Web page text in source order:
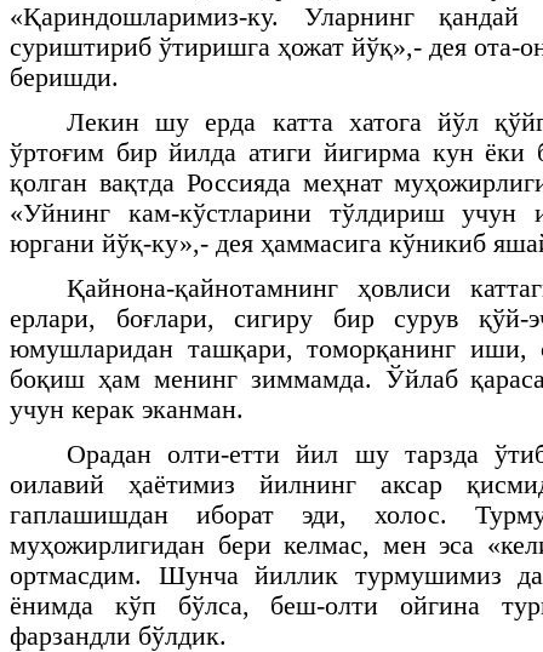
«Қариндошларимиз-ку. Уларнинг қандай
суриштириб ўтиришга ҳожат йўқ»,- дея ота-
беришди.
Лекин шу ерда катта хатога йўл
ўртоғим бир йилда атиги йигирма кун ёки
қолган вақтда Россияда меҳнат
«Уйнинг кам-кўстларини тўлдириш учун
юргани йўқ-ку»,- дея ҳаммасига кўникиб
Қайнона-қайнотамнинг ҳовлиси
ерлари, боғлари, сигиру бир сурув қўй-
юмушларидан ташқари, томорқанинг иши,
боқиш ҳам менинг зиммамда. Ўйлаб
учун керак эканман.
Орадан олти-етти йил шу тарзда
оилавий ҳаётимиз йилнинг аксар
гаплашишдан иборат эди, холос.
муҳожирлигидан бери келмас, мен эса
ортмасдим. Шунча йиллик турмушимиз
ёнимда кўп бўлса, беш-олти ойгина
фарзандли бўлдик.